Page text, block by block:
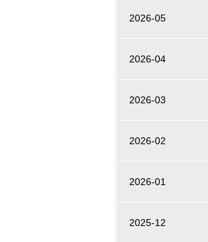
2026-05
2026-04
2026-03
2026-02
2026-01
2025-12